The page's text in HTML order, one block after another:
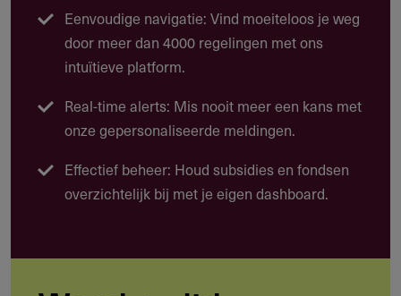
programma vormt de kerntaak van je instelling en draagt
bij aan kwaliteit, ontwikkeling en professionalisering van
de creatieve industrie.
Programma's binnen vormgeving, architectuur of
digitale cultuur
Cross-overs tussen deze drie ontwerpdisciplines
Activiteiten van labs, werkplaatsen, platforms en
Programma's die ontwerpkracht inzetten bij
Eenvoudige navigatie: Vind moeiteloos je weg
door meer dan 4000 regelingen met ons
intuïtieve platform.
Real-time alerts: Mis nooit meer een kans met
onze gepersonaliseerde meldingen.
Effectief beheer: Houd subsidies en fondsen
overzichtelijk bij met je eigen dashboard.